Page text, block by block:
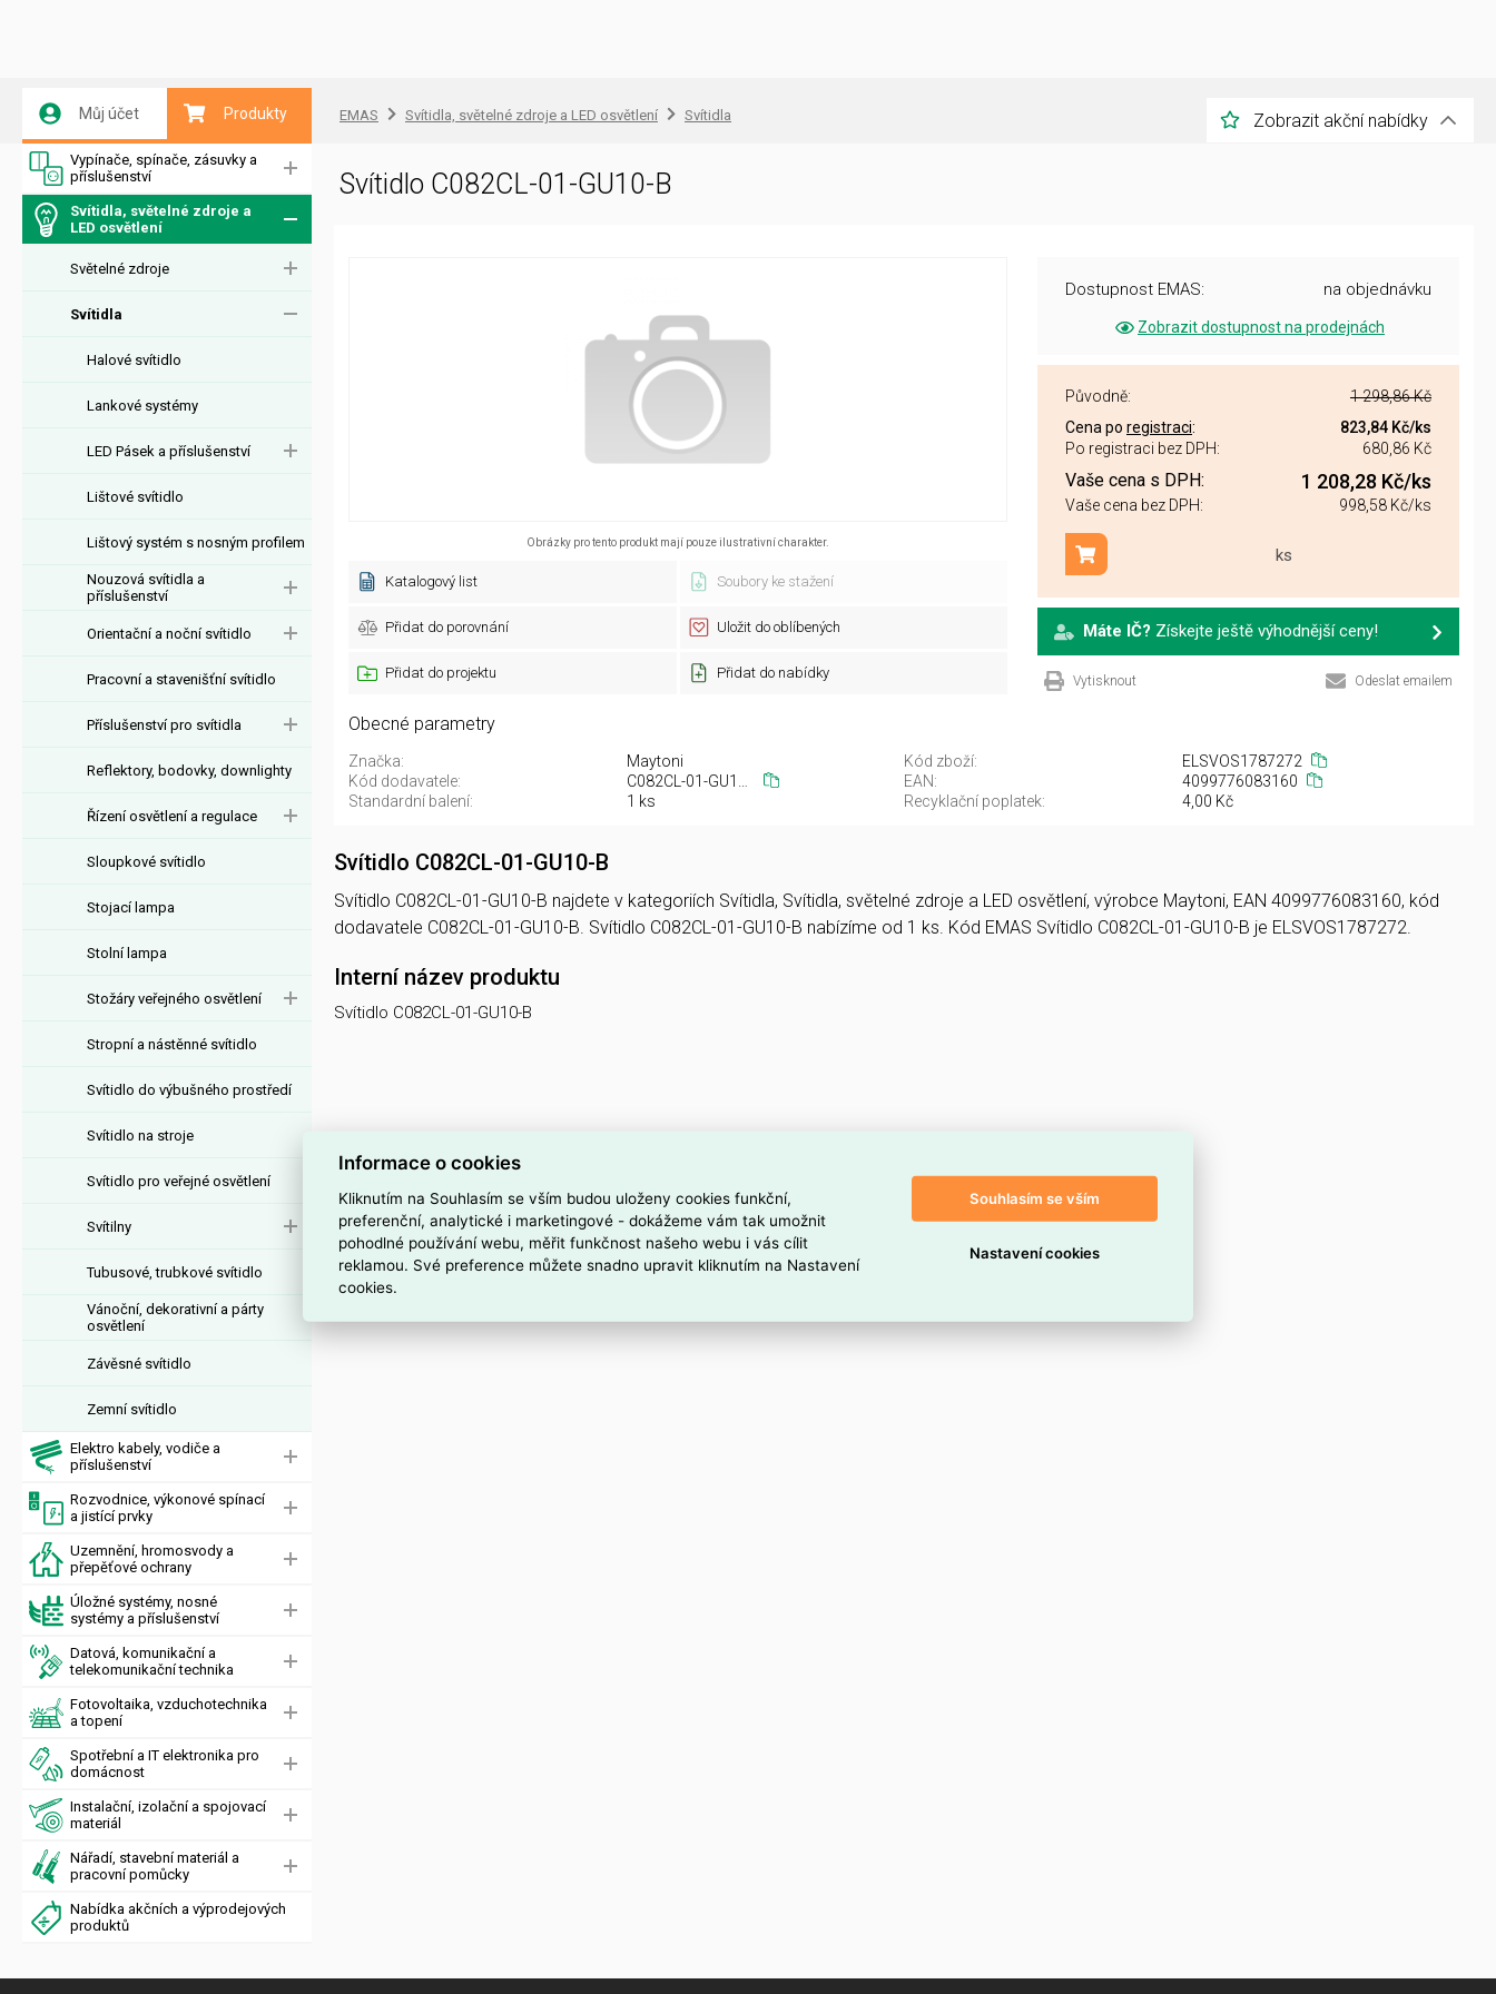
Můj účet Produkty
Vypínače, spínače, zásuvky a
příslušenství
Svítidla, světelné zdroje a
LED osvětlení
Světelné zdroje
Svítidla
Halové svítidlo
Lankové systémy
LED Pásek a příslušenství
Lištové svítidlo
Lištový systém s nosným profilem
Nouzová svítidla a
příslušenství
Orientační a noční svítidlo
Pracovní a stavenišťní svítidlo
Příslušenství pro svítidla
Reflektory, bodovky, downlighty
Řízení osvětlení a regulace
Sloupkové svítidlo
Stojací lampa
Stolní lampa
Stožáry veřejného osvětlení
Stropní a nástěnné svítidlo
Svítidlo do výbušného prostředí
Svítidlo na stroje
Svítidlo pro veřejné osvětlení
Svítilny
Tubusové, trubkové svítidlo
Vánoční, dekorativní a párty
osvětlení
Závěsné svítidlo
Zemní svítidlo
Elektro kabely, vodiče a
příslušenství
Rozvodnice, výkonové spínací
a jistící prvky
Uzemnění, hromosvody a
přepěťové ochrany
Úložné systémy, nosné
systémy a příslušenství
Datová, komunikační a
telekomunikační technika
Fotovoltaika, vzduchotechnika
a topení
Spotřební a IT elektronika pro
domácnost
Instalační, izolační a spojovací
materiál
Nářadí, stavební materiál a
pracovní pomůcky
Nabídka akčních a výprodejových
produktů
EMAS Svítidla, světelné zdroje a LED osvětlení Svítidla Zobrazit akční nabídky
Svítidlo C082CL-01-GU10-B
Obrázky pro tento produkt mají pouze ilustrativní charakter.
Katalogový list Soubory ke stažení
Přidat do porovnání Uložit do oblíbených
Přidat do projektu Přidat do nabídky
Dostupnost EMAS: na objednávku
Zobrazit dostupnost na prodejnách
Původně:
1 298,86 Kč
Cena po registraci: 823,84 Kč/ks
Po registraci bez DPH:
680,86 Kč
Vaše cena s DPH: 1 208,28 Kč/ks
Vaše cena bez DPH: 998,58 Kč/ks
ks
Přidat do košíku
Máte IČ? Získejte ještě výhodnější ceny!
Vytisknout Odeslat emailem
Obecné parametry
Značka: Maytoni Kód zboží:
ELSVOS1787272
Kód dodavatele:
EAN:
4099776083160
Standardní balení:
1 ks Recyklační poplatek: 4,00 Kč
Svítidlo C082CL-01-GU10-B
Svítidlo C082CL-01-GU10-B najdete v kategoriích Svítidla, Svítidla, světelné zdroje a LED osvětlení, výrobce Maytoni, EAN 4099776083160, kód
dodavatele C082CL-01-GU10-B. Svítidlo C082CL-01-GU10-B nabízíme od 1 ks. Kód EMAS Svítidlo C082CL-01-GU10-B je ELSVOS1787272.
Interní název produktu
Svítidlo C082CL-01-GU10-B
Informace o cookies
Kliknutím na Souhlasím se vším budou uloženy cookies funkční,
preferenční, analytické i marketingové - dokážeme vám tak umožnit
pohodlné používání webu, měřit funkčnost našeho webu i vás cílit
reklamou. Své preference můžete snadno upravit kliknutím na Nastavení
cookies.
Souhlasím se vším
Nastavení cookies